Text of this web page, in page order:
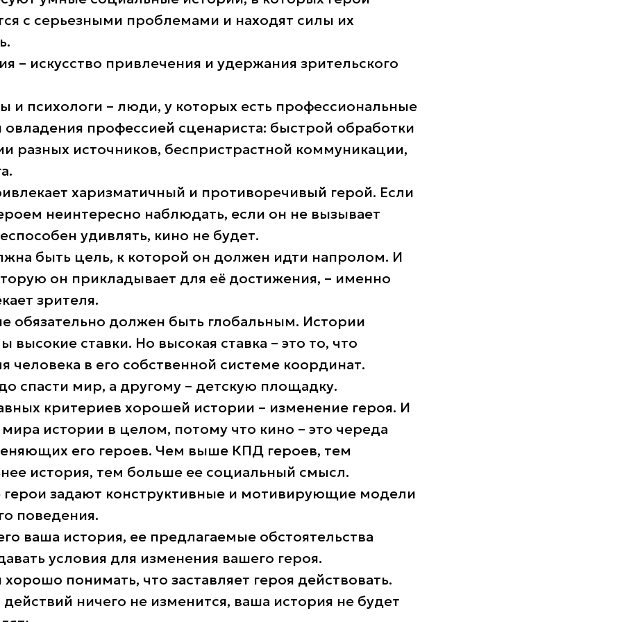
с серьезными проблемами и находят силы их
– искусство привлечения и удержания зрительского
и психологи – люди, у которых есть профессиональные
овладения профессией сценариста: быстрой обработки
разных источников, беспристрастной коммуникации,
харизматичный и противоречивый герой. Если
неинтересно наблюдать, если он не вызывает
удивлять, кино не будет.
быть цель, к которой он должен идти напролом. И
он прикладывает для её достижения, – именно
зрителя.
обязательно должен быть глобальным. Истории
высокие ставки. Но высокая ставка – это то, что
человека в его собственной системе координат.
спасти мир, а другому – детскую площадку.
критериев хорошей истории – изменение героя. И
истории в целом, потому что кино – это череда
его героев. Чем выше КПД героев, тем
история, тем больше ее социальный смысл.
задают конструктивные и мотивирующие модели
поведения.
ваша история, ее предлагаемые обстоятельства
условия для изменения вашего героя.
понимать, что заставляет героя действовать.
действий ничего не изменится, ваша история не будет